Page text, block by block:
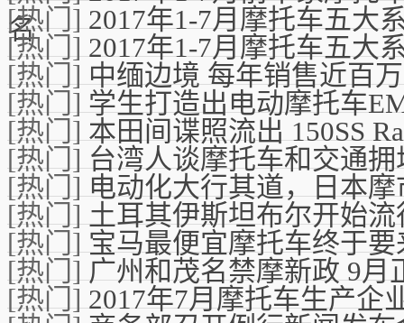
名
[热门]2017年1-7月摩托车五大
[热门]2017年1-7月摩托车五大
[热门]中缅边境 每年销售近百
[热门]学生打造出电动摩托车
[热门]本田间谍照流出 150SS
[热门]台湾人谈摩托车和交通
[热门]电动化大行其道，日本
[热门]土耳其伊斯坦布尔开始
[热门]宝马最便宜摩托车终于要
[热门]广州和茂名禁摩新政 9月
[热门]2017年7月摩托车生产企